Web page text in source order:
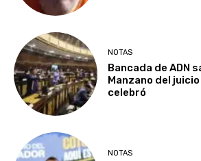
NOTAS
Bancada de ADN
Manzano del
celebró
NOTAS